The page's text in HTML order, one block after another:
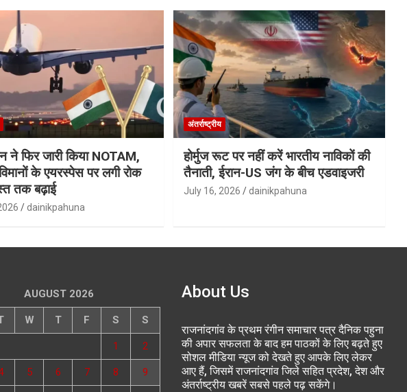
ने फिर जारी किया NOTAM,
के एयरस्पेस पर लगी रोक
तक बढ़ाई
dainikpahuna
अंतर्राष्ट्रीय
होर्मुज रूट पर नहीं करें भारतीय नाविकों की
तैनाती, ईरान-US जंग के बीच एडवाइजरी
July 16, 2026 dainikpahuna
AUGUST 2026
W T F S S
1 2
5 6 7 8 9
About Us
राजनांदगांव के प्रथम रंगीन समाचार पत्र दैनिक पहुना
की अपार सफलता के बाद हम पाठकों के लिए बढ़ते हुए
सोशल मीडिया न्यूज को देखते हुए आपके लिए लेकर
आए हैं, जिसमें राजनांदगांव जिले सहित प्रदेश, देश और
अंतर्राष्ट्रीय खबरें सबसे पहले पढ़ सकेंगे।